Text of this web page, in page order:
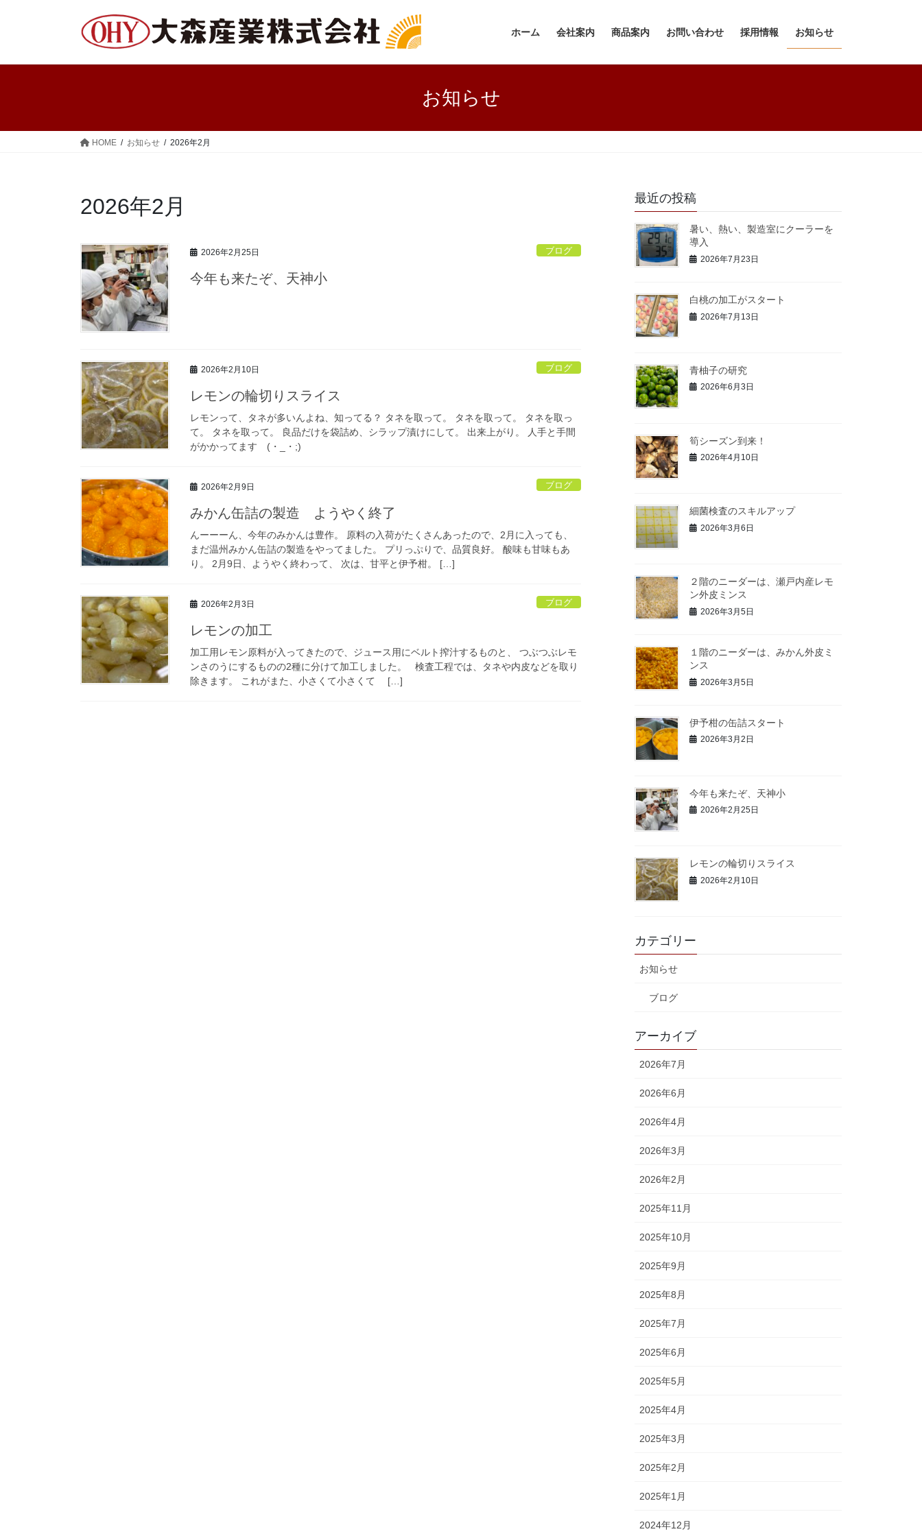
ホーム 会社案内 商品案内 お問い合わせ 採用情報 お知らせ
お知らせ
HOME お知らせ 2026年2月
2026年2月
2026年2月25日 ブログ
今年も来たぞ、天神小
2026年2月10日 ブログ
レモンの輪切りスライス
レモンって、タネが多いんよね、知ってる？ タネを取って。 タネを取って。 タネを取っ
て。 タネを取って。 良品だけを袋詰め、シラップ漬けにして。 出来上がり。 人手と手間
がかかってます (・_・;)
2026年2月9日 ブログ
みかん缶詰の製造 ようやく終了
んーーーん、今年のみかんは豊作。 原料の入荷がたくさんあったので、2月に入っても、
まだ温州みかん缶詰の製造をやってました。 プリっぷりで、品質良好。 酸味も甘味もあ
り。 2月9日、ようやく終わって、 次は、甘平と伊予柑。 […]
2026年2月3日 ブログ
レモンの加工
加工用レモン原料が入ってきたので、ジュース用にベルト搾汁するものと、 つぶつぶレモ
ンさのうにするものの2種に分けて加工しました。 検査工程では、タネや内皮などを取り
除きます。 これがまた、小さくて小さくて […]
最近の投稿
暑い、熱い、製造室にクーラーを
導入
2026年7月23日
白桃の加工がスタート
2026年7月13日
青柚子の研究
2026年6月3日
筍シーズン到来！
2026年4月10日
細菌検査のスキルアップ
2026年3月6日
２階のニーダーは、瀬戸内産レモ
ン外皮ミンス
2026年3月5日
１階のニーダーは、みかん外皮ミ
ンス
2026年3月5日
伊予柑の缶詰スタート
2026年3月2日
今年も来たぞ、天神小
2026年2月25日
レモンの輪切りスライス
2026年2月10日
カテゴリー
お知らせ
ブログ
アーカイブ
2026年7月
2026年6月
2026年4月
2026年3月
2026年2月
2025年11月
2025年10月
2025年9月
2025年8月
2025年7月
2025年6月
2025年5月
2025年4月
2025年3月
2025年2月
2025年1月
2024年12月